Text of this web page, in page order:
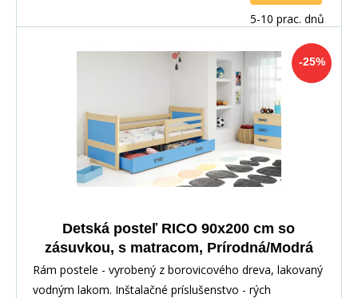
5-10 prac. dnů
-25%
Detská posteľ RICO 90x200 cm so
zásuvkou, s matracom, Prírodná/Modrá
Rám postele - vyrobený z borovicového dreva, lakovaný
vodným lakom. Inštalačné príslušenstvo - rých